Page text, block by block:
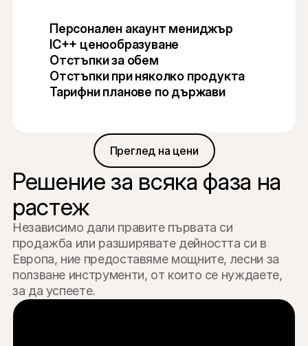
Персонален акаунт мениджър
IC++ ценообразуване
Отстъпки за обем
Отстъпки при няколко продукта
Тарифни планове по държави
Преглед на цени
Решение за всяка фаза на
растеж
Независимо дали правите първата си
продажба или разширявате дейността си в
Европа, ние предоставяме мощните, лесни за
ползване инструменти, от които се нуждаете,
за да успеете.